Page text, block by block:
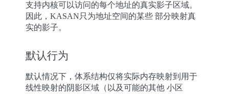
支持内核可以访问的每个地址的真实影子区域。
因此，KASAN只为地址空间的某些 部分映射真
实的影子。
默认行为
默认情况下，体系结构仅将实际内存映射到用于
线性映射的阴影区域（以及可能的其他 小区